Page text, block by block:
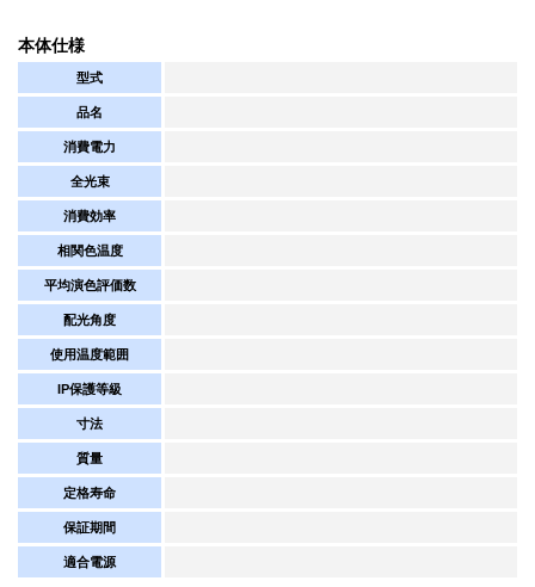
本体仕様
型式
品名
消費電力
全光束
消費効率
相関色温度
平均演色評価数
配光角度
使用温度範囲
IP保護等級
寸法
質量
定格寿命
保証期間
適合電源